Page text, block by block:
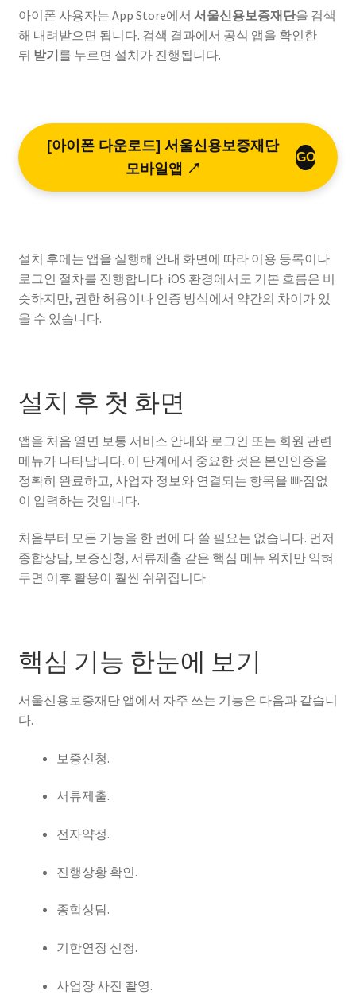
아이폰 사용자는 App Store에서 서울신용보증재단을 검색
해 내려받으면 됩니다. 검색 결과에서 공식 앱을 확인한
뒤 받기를 누르면 설치가 진행됩니다.
[아이폰 다운로드] 서울신용보증재단
모바일앱 ↗
GO
설치 후에는 앱을 실행해 안내 화면에 따라 이용 등록이나
로그인 절차를 진행합니다. iOS 환경에서도 기본 흐름은 비
슷하지만, 권한 허용이나 인증 방식에서 약간의 차이가 있
을 수 있습니다.
설치 후 첫 화면
앱을 처음 열면 보통 서비스 안내와 로그인 또는 회원 관련
메뉴가 나타납니다. 이 단계에서 중요한 것은 본인인증을
정확히 완료하고, 사업자 정보와 연결되는 항목을 빠짐없
이 입력하는 것입니다.
처음부터 모든 기능을 한 번에 다 쓸 필요는 없습니다. 먼저
종합상담, 보증신청, 서류제출 같은 핵심 메뉴 위치만 익혀
두면 이후 활용이 훨씬 쉬워집니다.
핵심 기능 한눈에 보기
서울신용보증재단 앱에서 자주 쓰는 기능은 다음과 같습니
다.
보증신청.
서류제출.
전자약정.
진행상황 확인.
종합상담.
기한연장 신청.
사업장 사진 촬영.